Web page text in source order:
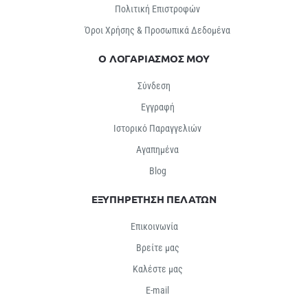
Πολιτική Επιστροφών
Όροι Χρήσης & Προσωπικά Δεδομένα
Ο ΛΟΓΑΡΙΑΣΜΟΣ ΜΟΥ
Σύνδεση
Εγγραφή
Ιστορικό Παραγγελιών
Αγαπημένα
Βlog
ΕΞΥΠΗΡΕΤΗΣΗ ΠΕΛΑΤΩΝ
Επικοινωνία
Βρείτε μας
Καλέστε μας
E-mail